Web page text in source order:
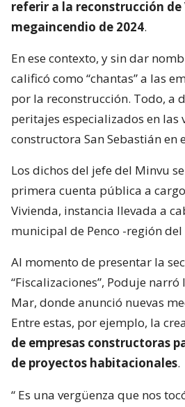
referir a la reconstrucción
megaincendio de 2024.
En ese contexto, y sin dar
calificó como “chantas” a las
por la reconstrucción. Todo, a
peritajes especializados en las
constructora San Sebastián en
Los dichos del jefe del Minvu
primera cuenta pública a
Vivienda, instancia llevada a
municipal de Penco -región del
Al momento de presentar la
“Fiscalizaciones”, Poduje
Mar, donde anunció nuevas
Entre estas, por ejemplo, la
de empresas constructoras
de proyectos habitacionales.
“ Es una vergüenza que nos